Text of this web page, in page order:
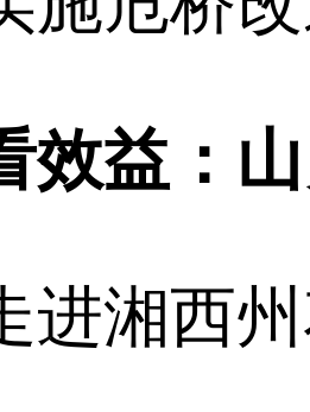
益：山
湘西州